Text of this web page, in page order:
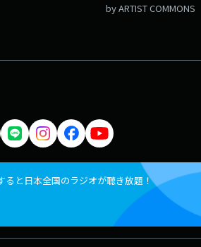
by ARTIST COMMONS
ると日本全国のラジオが聴き放題！